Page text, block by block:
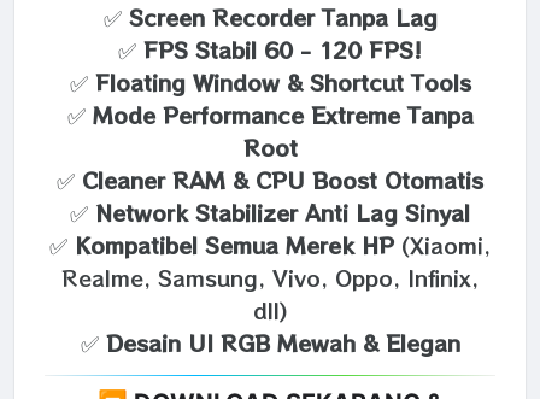
✅ Screen Recorder Tanpa Lag
✅ FPS Stabil 60 - 120 FPS!
✅ Floating Window & Shortcut Tools
✅ Mode Performance Extreme Tanpa
Root
✅ Cleaner RAM & CPU Boost Otomatis
✅ Network Stabilizer Anti Lag Sinyal
✅ Kompatibel Semua Merek HP (Xiaomi,
Realme, Samsung, Vivo, Oppo, Infinix,
dll)
✅ Desain UI RGB Mewah & Elegan